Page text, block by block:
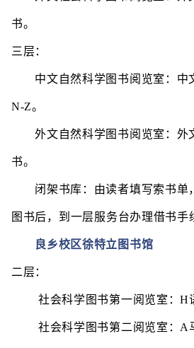
书。
三层：
中文自然科学图书阅览室：中
N-Z。
外文自然科学图书阅览室：外
书。
闭架书库：由读者填写索书单
图书后，到一层服务台办理借书手
良乡校区徐特立图书馆
二层：
社会科学图书第一阅览室：H
社会科学图书第二阅览室：A